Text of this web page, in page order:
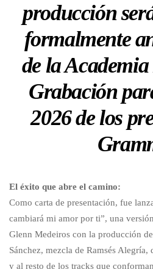
producción
formalmente
de la
Grabación
2026 de los
El éxito que abre el camino:
Como carta de presentación, fue
cambiará mi amor por ti”, una
Glenn Medeiros con la producción
Sánchez, mezcla de Ramsés Alegría,
y al resto de los tracks que